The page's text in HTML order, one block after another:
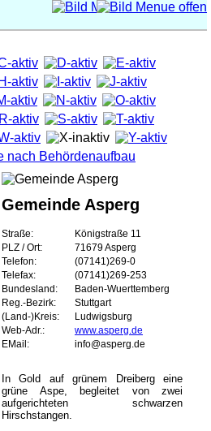
Gemeinde Asperg
Straße:
Königstraße 11
PLZ / Ort:
71679 Asperg
Telefon:
(07141)269-0
Telefax:
(07141)269-253
Bundesland:
Baden-Wuerttemberg
Reg.-Bezirk:
Stuttgart
(Land-)Kreis:
Ludwigsburg
Web-Adr.:
www.asperg.de
EMail:
info@asperg.de
In Gold auf grünem Dreiberg eine
grüne Aspe, begleitet von zwei
aufgerichteten schwarzen
Hirschstangen.